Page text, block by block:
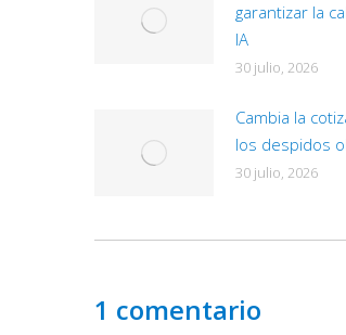
los datos en la IA
30 julio, 2026